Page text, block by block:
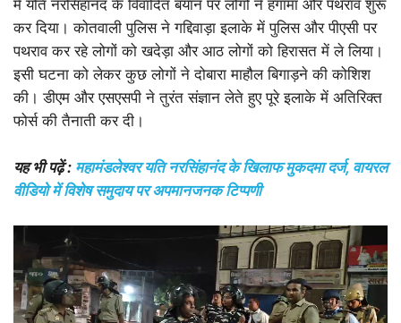
में यति नरसिंहानंद के विवादित बयान पर लोगों ने हंगामा और पथराव शुरू
कर दिया। कोतवाली पुलिस ने गद्दिवाड़ा इलाके में पुलिस और पीएसी पर
पथराव कर रहे लोगों को खदेड़ा और आठ लोगों को हिरासत में ले लिया।
इसी घटना को लेकर कुछ लोगों ने दोबारा माहौल बिगाड़ने की कोशिश
की। डीएम और एसएसपी ने तुरंत संज्ञान लेते हुए पूरे इलाके में अतिरिक्त
फोर्स की तैनाती कर दी।
यह भी पढ़ें : महामंडलेश्वर यति नरसिंहानंद के खिलाफ मुकदमा दर्ज, वायरल
वीडियो में विशेष समुदाय पर अपमानजनक टिप्पणी